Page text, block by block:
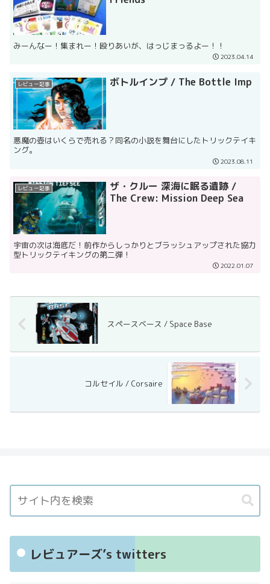
みーんなー！集まれー！殴りあいが、はっじまっるよー！！
2023.04.14
レビュー記事 ボトルインプ / The Bottle Imp
悪魔の壺はいくらで売れる？同名の小説を舞台にしたトリックテイキ
ング。
2023.08.11
レビュー記事
ザ・クルー 深海に眠る遺跡 /
The Crew: Mission Deep Sea
宇宙の次は海底だ！前作からしっかりとブラッシュアップされた協力
型トリックテイキングの第二弾！
2022.01.07
スペースベース / Space Base
コルセイル / Corsaire
レビュアーズ’s twitters